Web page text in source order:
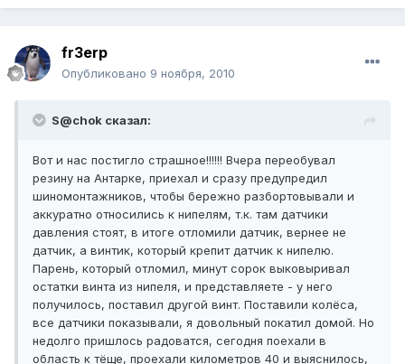
fr3erp
Опубликовано 9 ноября, 2010
S@chok сказал:
Вот и нас постигло страшное!!!!!! Вчера переобувал
резину на Антарке, приехал и сразу предупредил
шиномонтажников, чтобы бережно разбортовывали и
аккуратно относились к нипелям, т.к. там датчики
давления стоят, в итоге отломили датчик, вернее не
датчик, а винтик, который крепит датчик к нипелю.
Парень, который отломил, минут сорок выковыривал
остатки винта из нипеля, и представляете - у него
получилось, поставил другой винт. Поставили колёса,
все датчики показывали, я довольный покатил домой. Но
недолго пришлось радоватся, сегодня поехали в
область к тёще, проехали километров 40 и выяснилось,